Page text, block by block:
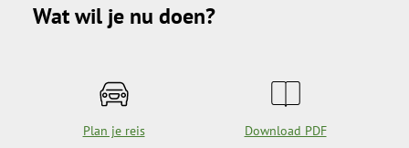
Wat wil je nu doen?
Plan je reis Download PDF